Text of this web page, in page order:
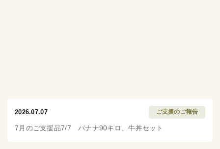
2026.07.07 ご支援のご報告
7月のご支援品7/7 バナナ90キロ、牛丼セット